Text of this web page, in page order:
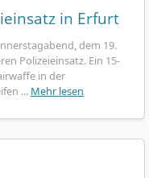
in Erfurt
dem 19.
Polizeieinsatz. Ein 15-
in der
... Mehr lesen